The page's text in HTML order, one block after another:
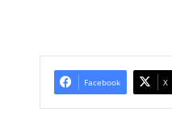
Facebook X